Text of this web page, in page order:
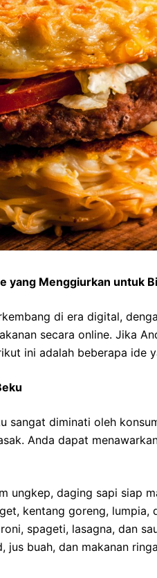
yang Menggiurkan untuk
di era digital,
secara online. Jika
ini adalah beberapa ide
sangat diminati oleh
Anda dapat
ungkep, daging sapi siap
kentang goreng, lumpia,
spageti, lasagna, dan
jus buah, dan makanan